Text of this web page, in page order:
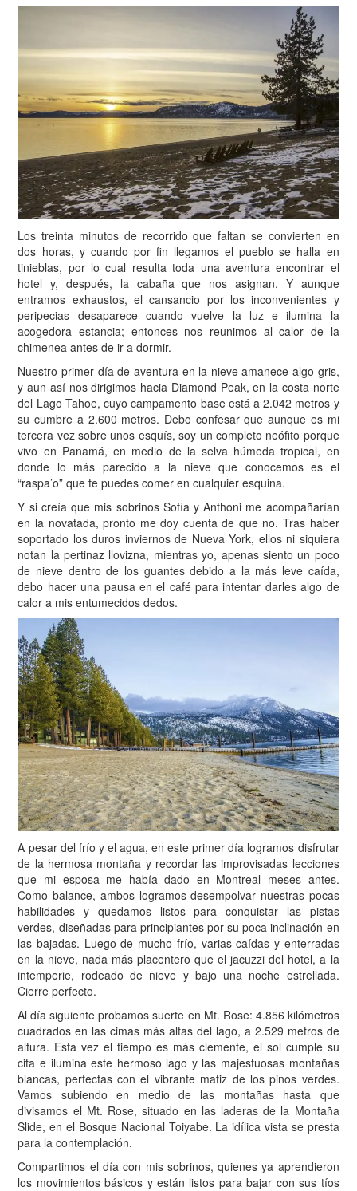
Los treinta minutos de recorrido que faltan se convierten en
dos horas, y cuando por fin llegamos el pueblo se halla en
tinieblas, por lo cual resulta toda una aventura encontrar el
hotel y, después, la cabaña que nos asignan. Y aunque
entramos exhaustos, el cansancio por los inconvenientes y
peripecias desaparece cuando vuelve la luz e ilumina la
acogedora estancia; entonces nos reunimos al calor de la
chimenea antes de ir a dormir.
Nuestro primer día de aventura en la nieve amanece algo gris,
y aun así nos dirigimos hacia Diamond Peak, en la costa norte
del Lago Tahoe, cuyo campamento base está a 2.042 metros y
su cumbre a 2.600 metros. Debo confesar que aunque es mi
tercera vez sobre unos esquís, soy un completo neófito porque
vivo en Panamá, en medio de la selva húmeda tropical, en
donde lo más parecido a la nieve que conocemos es el
“raspa’o” que te puedes comer en cualquier esquina.
Y si creía que mis sobrinos Sofía y Anthoni me acompañarían
en la novatada, pronto me doy cuenta de que no. Tras haber
soportado los duros inviernos de Nueva York, ellos ni siquiera
notan la pertinaz llovizna, mientras yo, apenas siento un poco
de nieve dentro de los guantes debido a la más leve caída,
debo hacer una pausa en el café para intentar darles algo de
calor a mis entumecidos dedos.
A pesar del frío y el agua, en este primer día logramos disfrutar
de la hermosa montaña y recordar las improvisadas lecciones
que mi esposa me había dado en Montreal meses antes.
Como balance, ambos logramos desempolvar nuestras pocas
habilidades y quedamos listos para conquistar las pistas
verdes, diseñadas para principiantes por su poca inclinación en
las bajadas. Luego de mucho frío, varias caídas y enterradas
en la nieve, nada más placentero que el jacuzzi del hotel, a la
intemperie, rodeado de nieve y bajo una noche estrellada.
Cierre perfecto.
Al día siguiente probamos suerte en Mt. Rose: 4.856 kilómetros
cuadrados en las cimas más altas del lago, a 2.529 metros de
altura. Esta vez el tiempo es más clemente, el sol cumple su
cita e ilumina este hermoso lago y las majestuosas montañas
blancas, perfectas con el vibrante matiz de los pinos verdes.
Vamos subiendo en medio de las montañas hasta que
divisamos el Mt. Rose, situado en las laderas de la Montaña
Slide, en el Bosque Nacional Toiyabe. La idílica vista se presta
para la contemplación.
Compartimos el día con mis sobrinos, quienes ya aprendieron
los movimientos básicos y están listos para bajar con sus tíos